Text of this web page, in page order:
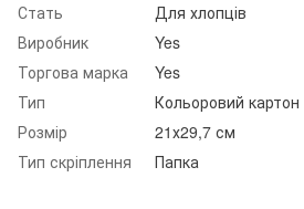
Стать
Для хлопців
Виробник
Yes
Торгова марка
Yes
Тип
Кольоровий картон
Розмір
21х29,7 см
Тип скріплення
Папка